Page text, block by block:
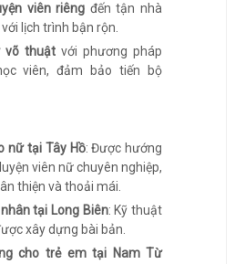
viên riêng đến tận nhà
lịch trình bận rộn.
võ thuật với phương pháp
viên, đảm bảo tiến bộ
nữ tại Tây Hồ: Được hướng
viên nữ chuyên nghiệp,
thiện và thoải mái.
tại Long Biên: Kỹ thuật
xây dựng bài bản.
cho trẻ em tại Nam Từ